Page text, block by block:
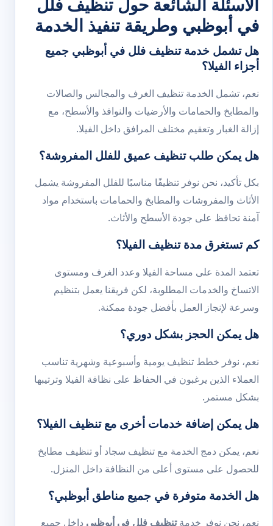
في أبوظبي وطريقة تنفيذ الخدمة
هل تشمل خدمة تنظيف فلل في أبوظبي جميع
أجزاء الفيلا؟
نعم، تشمل الخدمة تنظيف الغرف والمجالس والصالات
والمطابخ والحمامات والأرضيات والنوافذ والأسطح، مع
إزالة الغبار وتعقيم مختلف المرافق داخل الفيلا.
هل يمكن طلب تنظيف عميق للفلل المفروشة؟
بكل تأكيد، نحن نوفر تنظيفًا مناسبًا للفلل المفروشة يشمل
الأثاث والمفروشات والمطابخ والحمامات باستخدام مواد
آمنة تحافظ على جودة الأسطح والأثاث.
كم تستغرق مدة تنظيف الفيلا؟
تعتمد المدة على مساحة الفيلا وعدد الغرف ومستوى
الاتساخ والخدمات المطلوبة، لكن فريقنا يعمل بتنظيم
وسرعة لإنجاز العمل بأفضل جودة ممكنة.
هل يمكن الحجز بشكل دوري؟
نعم، نوفر خطط تنظيف يومية وأسبوعية وشهرية تناسب
العملاء الذين يرغبون في الحفاظ على نظافة الفيلا وترتيبها
بشكل مستمر.
هل يمكن إضافة خدمات أخرى مع تنظيف الفيلا؟
نعم، يمكن دمج الخدمة مع تنظيف سجاد أو تنظيف مطابخ
للحصول على مستوى أعلى من النظافة داخل المنزل.
هل الخدمة متوفرة في جميع مناطق أبوظبي؟
نعم، نحن نوفر خدمةتنظيف فلل في أبوظبي داخل جميع